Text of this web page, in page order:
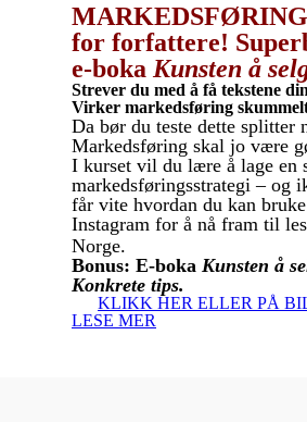
for forfattere!
e-boka Kunsten å
Strever du med å få tekstene
Virker markedsføring
Da bør du teste dette splitter
Markedsføring skal jo være
I kurset vil du lære å lage en
markedsføringsstrategi – og
får vite hvordan du kan
Instagram for å nå fram til
Norge.
Bonus: E-boka Kunsten å
Konkrete tips.
KLIKK HER ELLER PÅ
LESE MER